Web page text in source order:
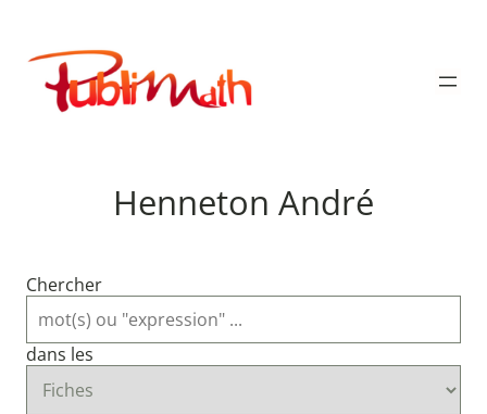
contenu
Publimath
Henneton André
Chercher
dans les